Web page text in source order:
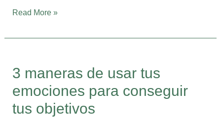
Read More »
3 maneras de usar tus
emociones para conseguir
tus objetivos
de
usar
tus
emociones